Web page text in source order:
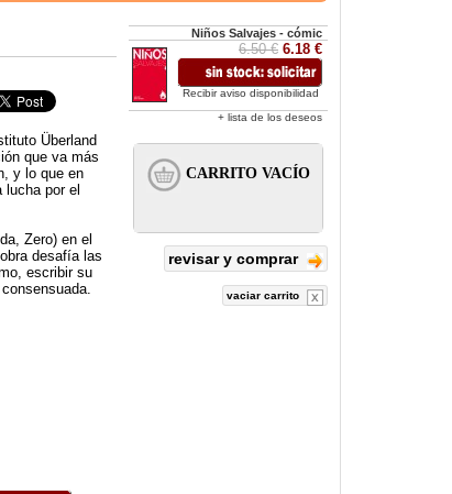
Überland
que va más
y lo que en
por el
Zero) en el
desafía las
escribir su
Niños Salvajes - cómic
6.50 € 6.18 €
Recibir aviso disponibilidad
+ lista de los deseos
revisar y comprar
vaciar carrito